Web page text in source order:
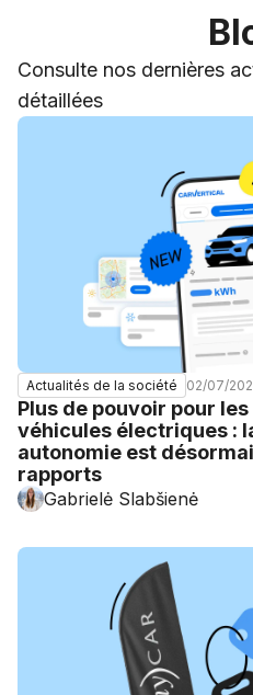
Consulte nos dernières
détaillées
Actualités de la société 02/07/
Plus de pouvoir pour
véhicules électriques :
autonomie est
rapports
Gabrielė Slabšienė